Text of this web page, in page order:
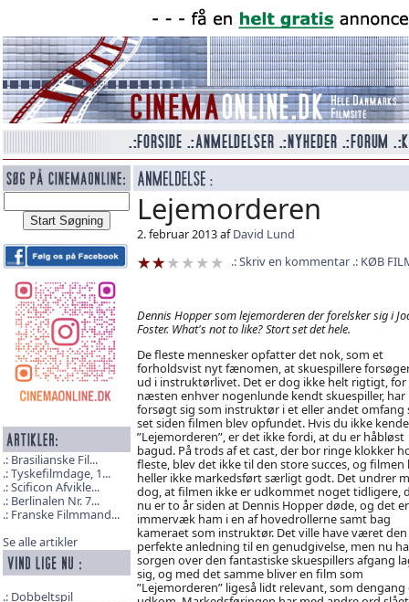
Brasilianske Fil...
Tyskefilmdage, 1...
Scificon Afvikle...
Berlinalen Nr. 7...
Franske Filmmand...
Se alle artikler
Dobbeltspil
Lejemorderen
2. februar 2013 afDavid Lund
Skriv en kommentar
KØB
Dennis Hopper som lejemorderen der forelsker sig i
Foster. What's not to like? Stort set det hele.
De fleste mennesker opfatter det nok, som et
forholdsvist nyt fænomen, at skuespillere
ud i instruktørlivet. Det er dog ikke helt rigtigt, for
næsten enhver nogenlunde kendt skuespiller, har
forsøgt sig som instruktør i et eller andet omfang
set siden filmen blev opfundet. Hvis du ikke
”Lejemorderen”, er det ikke fordi, at du er håbløst
bagud. På trods af et cast, der bor ringe klokker
fleste, blev det ikke til den store succes, og filmen
heller ikke markedsført særligt godt. Det undrer
dog, at filmen ikke er udkommet noget tidligere,
nu er to år siden at Dennis Hopper døde, og det er
immervæk ham i en af hovedrollerne samt bag
kameraet som instruktør. Det ville have været den
perfekte anledning til en genudgivelse, men nu
sorgen over den fantastiske skuespillers afgang
sig, og med det samme bliver en film som
”Lejemorderen” ligeså lidt relevant, som dengang